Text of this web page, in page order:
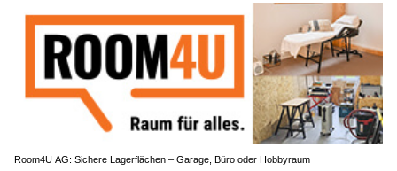
Room4U AG: Sichere Lagerflächen – Garage, Büro oder Hobbyraum